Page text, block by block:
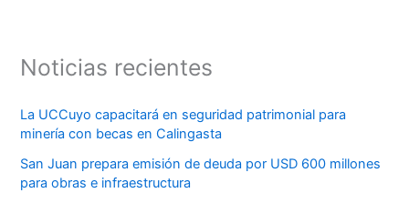
Noticias recientes
La UCCuyo capacitará en seguridad patrimonial para
minería con becas en Calingasta
San Juan prepara emisión de deuda por USD 600 millones
para obras e infraestructura